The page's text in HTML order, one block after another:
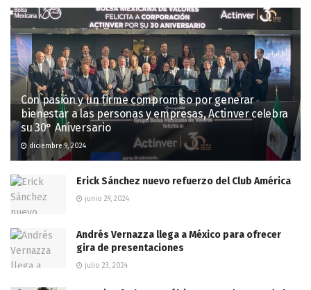
Con pasión y un firme compromiso por generar
bienestar a las personas y empresas, Actinver celebra
su 30° Aniversario
diciembre 9, 2024
Erick Sánchez nuevo refuerzo del Club América
junio 29, 2024
Andrés Vernazza llega a México para ofrecer
gira de presentaciones
julio 23, 2024